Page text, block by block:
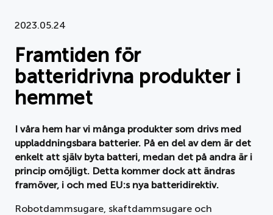
Om APPLiA
Medlemmar
Nyheter
Styrelse
2023.05.24
Framtiden för
batteridrivna produkter i
hemmet
I våra hem har vi många produkter som drivs med
uppladdningsbara batterier. På en del av dem är det
enkelt att själv byta batteri, medan det på andra är i
princip omöjligt. Detta kommer dock att ändras
framöver, i och med EU:s nya batteridirektiv.
Robotdammsugare, skaftdammsugare och